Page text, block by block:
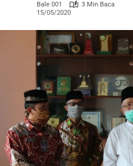
Bale 001
3 Min Baca
15/05/2020